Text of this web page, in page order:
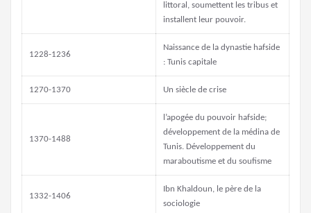
littoral, soumettent les tribus et
installent leur pouvoir.
1228-1236
Naissance de la dynastie hafside
: Tunis capitale
1270-1370 Un siècle de crise
1370-1488
l’apogée du pouvoir hafside;
développement de la médina de
Tunis. Développement du
maraboutisme et du soufisme
1332-1406
Ibn Khaldoun, le père de la
sociologie